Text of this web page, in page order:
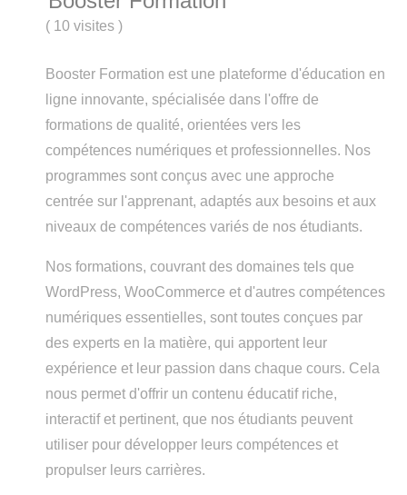
( 10 visites)
Booster Formation est une plateforme d'éducation en
ligne innovante, spécialisée dans l'offre de
formations de qualité, orientées vers les
compétences numériques et professionnelles. Nos
programmes sont conçus avec une approche
centrée sur l'apprenant, adaptés aux besoins et aux
niveaux de compétences variés de nos étudiants.
Nos formations, couvrant des domaines tels que
WordPress, WooCommerce et d'autres compétences
numériques essentielles, sont toutes conçues par
des experts en la matière, qui apportent leur
expérience et leur passion dans chaque cours. Cela
nous permet d'offrir un contenu éducatif riche,
interactif et pertinent, que nos étudiants peuvent
utiliser pour développer leurs compétences et
propulser leurs carrières.